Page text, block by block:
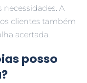
necessidades. A
clientes também
acertada.
posso